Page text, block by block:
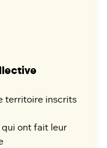
territoire inscrits
ont fait leur